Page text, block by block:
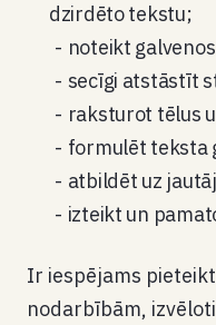
dzirdēto tekstu;
noteikt
secīgi atstāstīt
raksturot tēlus
formulēt teksta
atbildēt uz
izteikt un
Ir iespējams
nodarbībām,